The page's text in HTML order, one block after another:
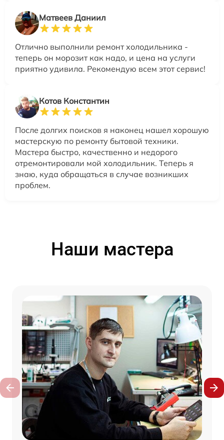
Матвеев Даниил
Отлично выполнили ремонт холодильника -
теперь он морозит как надо, и цена на услуги
приятно удивила. Рекомендую всем этот сервис!
Котов Константин
После долгих поисков я наконец нашел хорошую
мастерскую по ремонту бытовой техники.
Мастера быстро, качественно и недорого
отремонтировали мой холодильник. Теперь я
знаю, куда обращаться в случае возникших
проблем.
Наши мастера